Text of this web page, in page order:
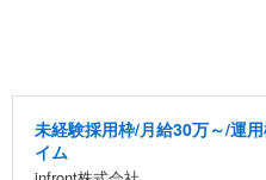
未経験採用枠/月給30万～/運
イム